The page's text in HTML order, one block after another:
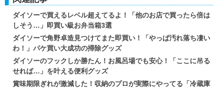
ダイソーで買えるレベル超えてるよ！「他のお店で買ったら倍は
しそう…」即買い級お弁当箱3選
ダイソーで角野卓造見つけてまた即買い！「やっぱ汚れ落ち凄い
わ！」パケ買い大成功の掃除グッズ
ダイソーのフックしか勝たん！お風呂場でも安心！「ここに吊る
せれば…」を叶える便利グッズ
賞味期限ぎれが激減した！収納のプロが実際にやってる「冷蔵庫